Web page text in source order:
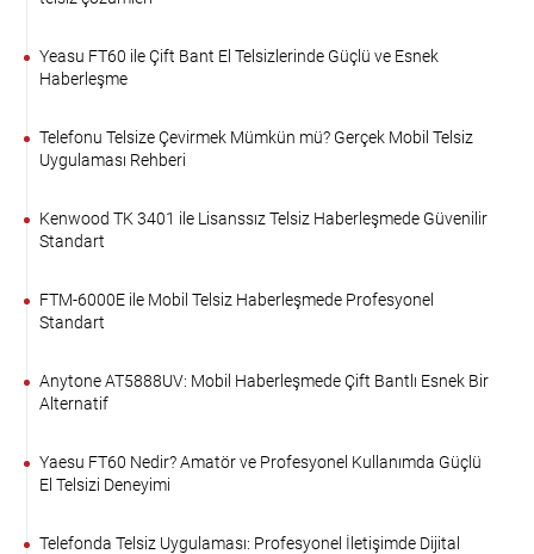
Yeasu FT60 ile Çift Bant El Telsizlerinde Güçlü ve Esnek
Haberleşme
Telefonu Telsize Çevirmek Mümkün mü? Gerçek Mobil Telsiz
Uygulaması Rehberi
Kenwood TK 3401 ile Lisanssız Telsiz Haberleşmede Güvenilir
Standart
FTM-6000E ile Mobil Telsiz Haberleşmede Profesyonel
Standart
Anytone AT5888UV: Mobil Haberleşmede Çift Bantlı Esnek Bir
Alternatif
Yaesu FT60 Nedir? Amatör ve Profesyonel Kullanımda Güçlü
El Telsizi Deneyimi
Telefonda Telsiz Uygulaması: Profesyonel İletişimde Dijital